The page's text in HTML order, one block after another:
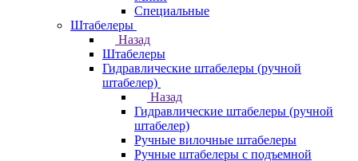
Специальные
Штабелеры
Назад
Штабелеры
Гидравлические штабелеры (ручной
штабелер)
Назад
Гидравлические штабелеры (ручной
штабелер)
Ручные вилочные штабелеры
Ручные штабелеры с подъемной